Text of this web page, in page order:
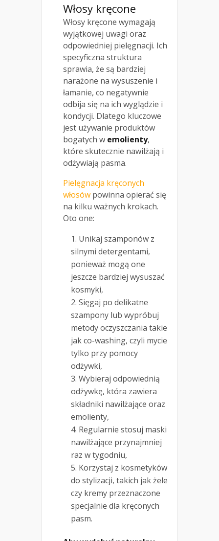
Włosy kręcone
Włosy kręcone wymagają
wyjątkowej uwagi oraz
odpowiedniej pielęgnacji. Ich
specyficzna struktura
sprawia, że są bardziej
narażone na wysuszenie i
łamanie, co negatywnie
odbija się na ich wyglądzie i
kondycji. Dlatego kluczowe
jest używanie produktów
bogatych w emolienty,
które skutecznie nawilżają i
odżywiają pasma.
Pielęgnacja kręconych
włosów powinna opierać się
na kilku ważnych krokach.
Oto one:
Unikaj szamponów z
silnymi detergentami,
ponieważ mogą one
jeszcze bardziej wysuszać
kosmyki,
Sięgaj po delikatne
szampony lub wypróbuj
metody oczyszczania takie
jak co-washing, czyli mycie
tylko przy pomocy
odżywki,
Wybieraj odpowiednią
odżywkę, która zawiera
składniki nawilżające oraz
emolienty,
Regularnie stosuj maski
nawilżające przynajmniej
raz w tygodniu,
Korzystaj z kosmetyków
do stylizacji, takich jak żele
czy kremy przeznaczone
specjalnie dla kręconych
pasm.